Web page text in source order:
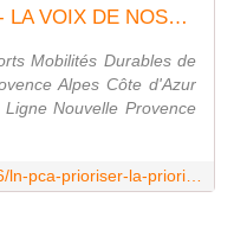
LN PCA : prioriser la priorité - LA VOIX DE NOSTERPACA
Mobilités Durables de
Alpes Côte d'Azur
Nouvelle Provence